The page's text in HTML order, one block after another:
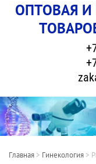
ОПТОВАЯ
Главная > Гинекология >